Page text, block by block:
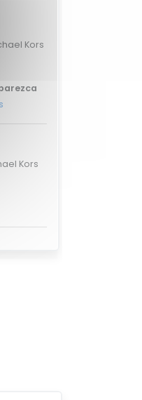
Kors
Kors